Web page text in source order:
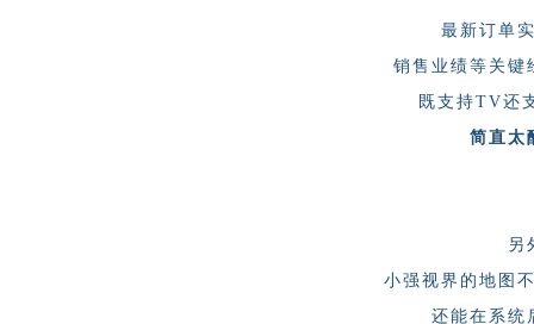
最新订单
销售业绩等关键
既支持TV还
简直太
另
小强视界的地图
还能在系统